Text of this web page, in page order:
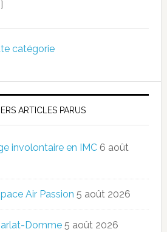
catégorie
ARTICLES PARUS
involontaire en IMC 6 août
Air Passion 5 août 2026
Domme 5 août 2026